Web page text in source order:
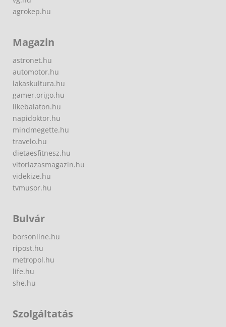
agrokep.hu
Magazin
astronet.hu
automotor.hu
lakaskultura.hu
gamer.origo.hu
likebalaton.hu
napidoktor.hu
mindmegette.hu
travelo.hu
dietaesfitnesz.hu
vitorlazasmagazin.hu
videkize.hu
tvmusor.hu
Bulvár
borsonline.hu
ripost.hu
metropol.hu
life.hu
she.hu
Szolgáltatás